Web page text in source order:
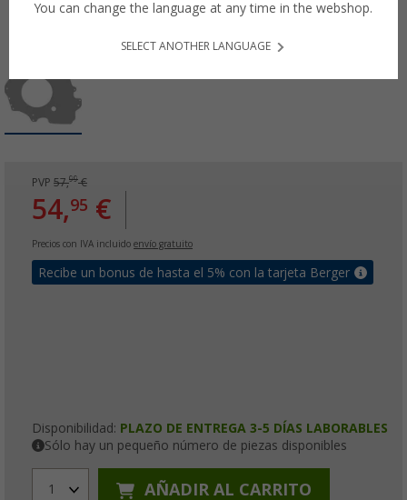
PVP 57,99€
54,95 €
Precios con IVA incluido envío gratuito
Recibe un bonus de hasta el 5% con la tarjeta Berger
Disponibilidad: PLAZO DE ENTREGA 3-5 DÍAS LABORABLES
Sólo hay un pequeño número de piezas disponibles
1 AÑADIR AL CARRITO
You can change the language at any time in the webshop.
SELECT ANOTHER LANGUAGE